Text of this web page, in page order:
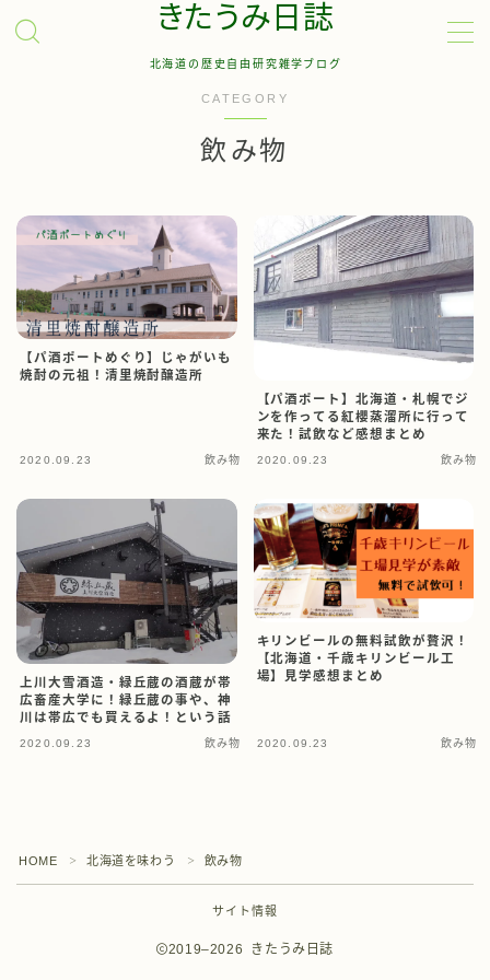
きたうみ日誌
北海道の歴史自由研究雑学ブログ
サイトマップ
CATEGORY
飲み物
【パ酒ポートめぐり】じゃがいも
焼酎の元祖！清里焼酎醸造所
2020.09.23 飲み物
【パ酒ポート】北海道・札幌でジ
ンを作ってる紅櫻蒸溜所に行って
来た！試飲など感想まとめ
2020.09.23 飲み物
上川大雪酒造・緑丘蔵の酒蔵が帯
広畜産大学に！緑丘蔵の事や、神
川は帯広でも買えるよ！という話
2020.09.23 飲み物
キリンビールの無料試飲が贅沢！
【北海道・千歳キリンビール工
場】見学感想まとめ
2020.09.23 飲み物
HOME ＞ 北海道を味わう ＞ 飲み物
サイト情報
2019–2026 きたうみ日誌